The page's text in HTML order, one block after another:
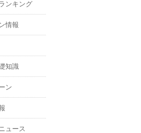
ンキング
情報
知識
ン
ュース